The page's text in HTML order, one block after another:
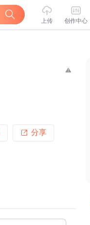
上传 创作中心
分享